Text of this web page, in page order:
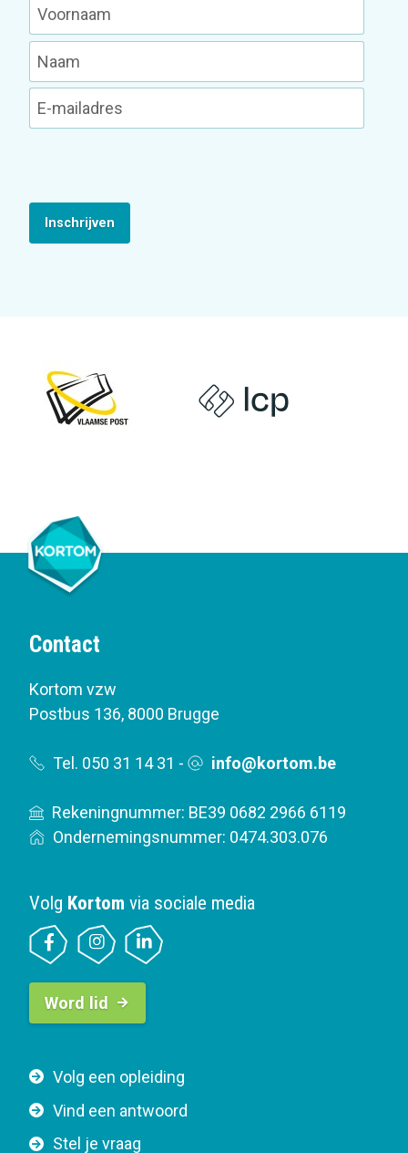
Inschrijven
Contact
Kortom vzw
Postbus 136, 8000 Brugge
Tel. 050 31 14 31 - info@kortom.be
Rekeningnummer: BE39 0682 2966 6119
Ondernemingsnummer: 0474.303.076
F
o
t
Volg een opleiding
Vind een antwoord
Stel je vraag
Volg Kortom via sociale media
B
t
o
n
Word lid